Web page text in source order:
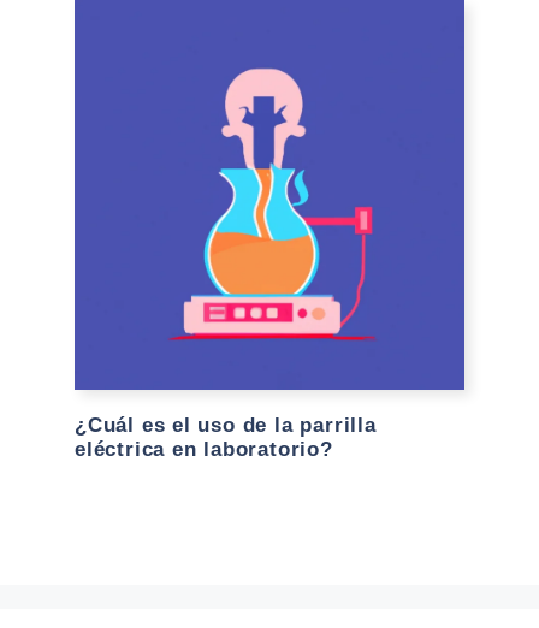
¿Cuál es el uso de la parrilla
eléctrica en laboratorio?